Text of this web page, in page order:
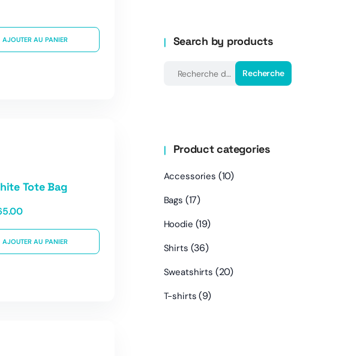
AJOUTER AU PANIER
Tote Bag
AJOUTER AU PANIER
Search by products
Recherche
Product categories
Accessories (10)
Bags (17)
Hoodie (19)
Shirts (36)
Sweatshirts (20)
T-shirts (9)